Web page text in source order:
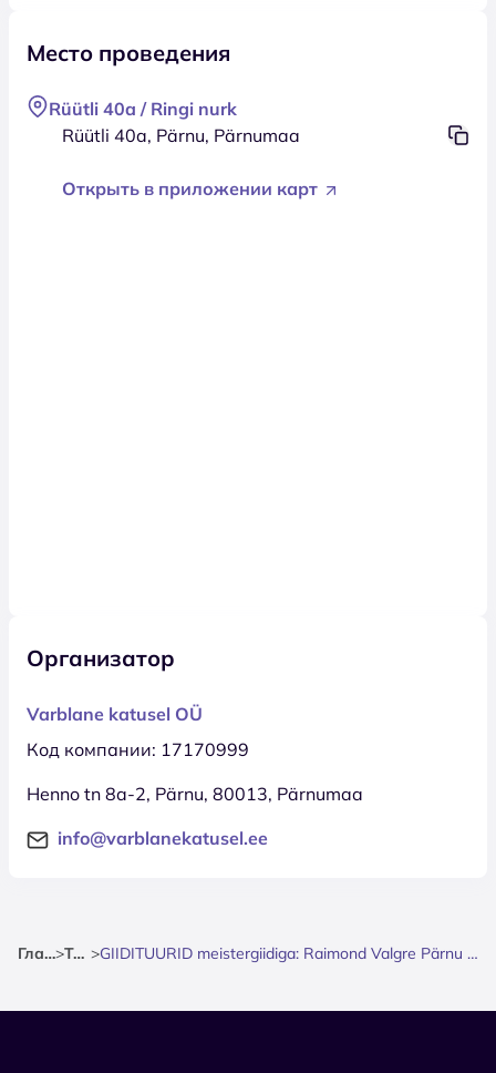
Место проведения
Rüütli 40a / Ringi nurk
Rüütli 40a, Pärnu, Pärnumaa
Открыть в приложении карт
Организатор
Varblane katusel OÜ
Код компании: 17170999
Henno tn 8a-2, Pärnu, 80013, Pärnumaa
info@varblanekatusel.ee
Главная> Театр > GIIDITUURID meistergiidiga: Raimond Valgre Pärnu - muusika ja armastuse radadel